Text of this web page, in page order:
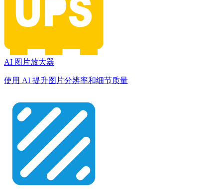
AI 图片放大器
使用 AI 提升图片分辨率和细节质量